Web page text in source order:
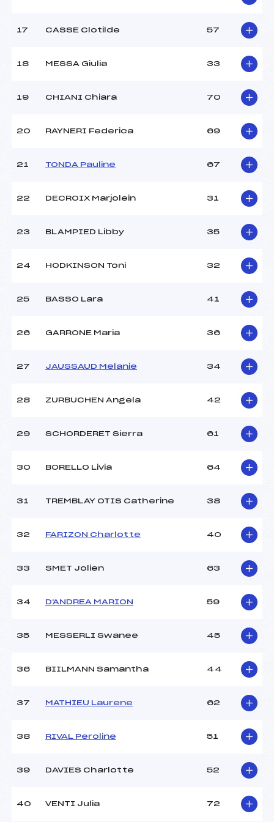
Pénalité appliquée :
47.3000
17 CASSE Clotilde 57
18 MESSA Giulia 33
19 CHIANI Chiara 70
20 RAYNERI Federica 69
21 TONDA Pauline 67
22 DECROIX Marjolein 31
23 BLAMPIED Libby 35
24 HODKINSON Toni 32
25 BASSO Lara 41
26 GARRONE Maria 36
27 JAUSSAUD Melanie 34
28 ZURBUCHEN Angela 42
29 SCHORDERET Sierra 61
30 BORELLO Livia 64
31 TREMBLAY OTIS Catherine 38
32 FARIZON Charlotte 40
33 SMET Jolien 63
34 D'ANDREA MARION 59
35 MESSERLI Swanee 45
36 BIILMANN Samantha 44
37 MATHIEU Laurene 62
38 RIVAL Peroline 51
39 DAVIES Charlotte 52
40 VENTI Julia 72